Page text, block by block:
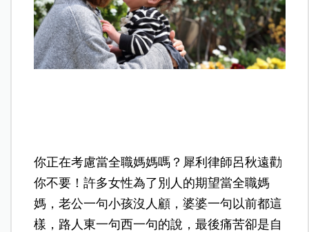
你正在考慮當全職媽媽嗎？犀利律師呂秋遠勸
你不要！許多女性為了別人的期望當全職媽
媽，老公一句小孩沒人顧，婆婆一句以前都這
樣，路人東一句西一句的說，最後痛苦卻是自